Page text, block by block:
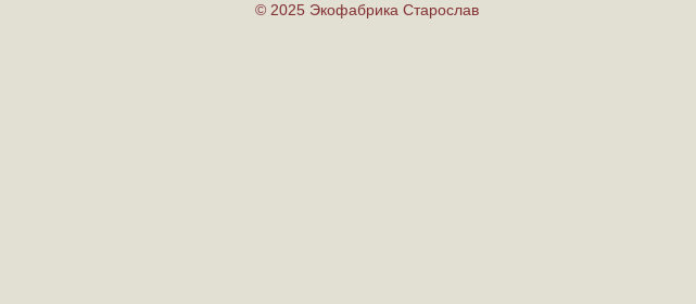
© 2025 Экофабрика Старослав